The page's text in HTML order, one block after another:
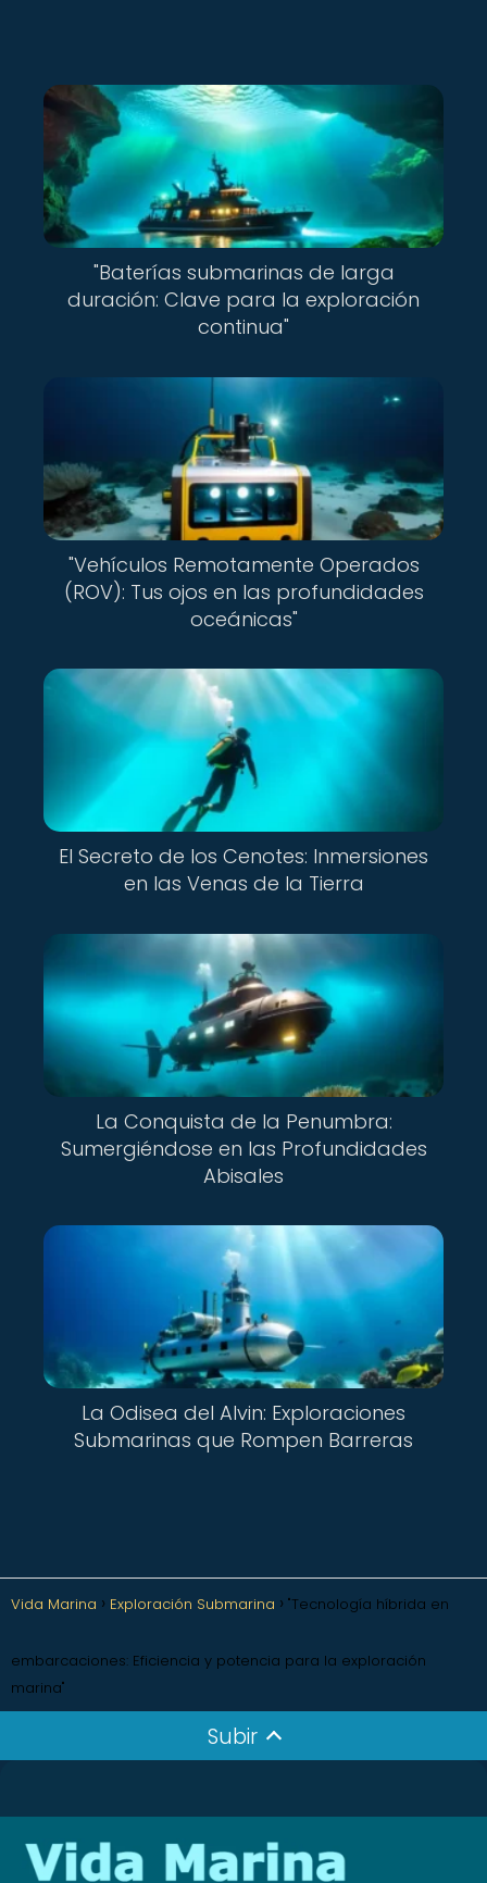
"Baterías submarinas de larga
duración: Clave para la exploración
continua"
"Vehículos Remotamente Operados
(ROV): Tus ojos en las profundidades
oceánicas"
El Secreto de los Cenotes: Inmersiones
en las Venas de la Tierra
La Conquista de la Penumbra:
Sumergiéndose en las Profundidades
Abisales
La Odisea del Alvin: Exploraciones
Submarinas que Rompen Barreras
Vida Marina Exploración Submarina "Tecnología híbrida en
embarcaciones: Eficiencia y potencia para la exploración
marina"
Subir